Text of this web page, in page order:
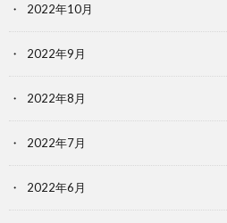
2022年10月
2022年9月
2022年8月
2022年7月
2022年6月